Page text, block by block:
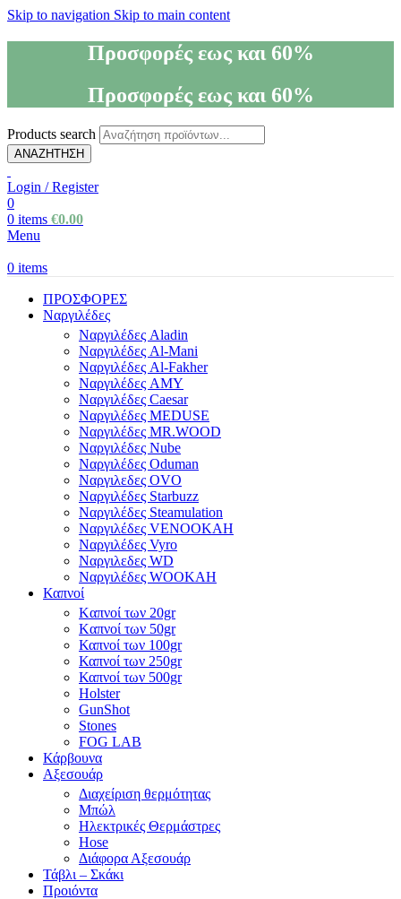
Skip to navigation Skip to main content
Προσφορές εως και 60%
Προσφορές εως και 60%
Products search
ΑΝΑΖΗΤΗΣΗ
Login / Register
0
0 items €0.00
Menu
0 items
ΠΡΟΣΦΟΡΕΣ
Ναργιλέδες
Ναργιλέδες Aladin
Ναργιλέδες Al-Mani
Ναργιλέδες Al-Fakher
Ναργιλέδες AΜΥ
Ναργιλέδες Caesar
Ναργιλέδες MEDUSE
Ναργιλέδες MR.WOOD
Ναργιλέδες Nube
Ναργιλέδες Oduman
Ναργιλεδες OVO
Ναργιλέδες Starbuzz
Ναργιλέδες Steamulation
Ναργιλέδες VENOOKAH
Ναργιλέδες Vyro
Ναργιλεδες WD
Ναργιλέδες WOOKAH
Καπνοί
Kαπνοί των 20gr
Kαπνοί των 50gr
Καπνοί των 100gr
Καπνοί των 250gr
Καπνοί των 500gr
Holster
GunShot
Stones
FOG LAB
Κάρβουνα
Αξεσουάρ
Διαχείριση θερμότητας
Μπώλ
Ηλεκτρικές Θερμάστρες
Hose
Διάφορα Αξεσουάρ
Τάβλι – Σκάκι
Προιόντα